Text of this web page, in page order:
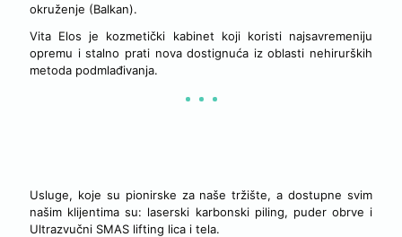
okruženje (Balkan).
Vita Elos je kozmetički kabinet koji koristi najsavremeniju
opremu i stalno prati nova dostignuća iz oblasti nehirurških
metoda podmlađivanja.
Usluge, koje su pionirske za naše tržište, a dostupne svim
našim klijentima su: laserski karbonski piling, puder obrve i
Ultrazvučni SMAS lifting lica i tela.